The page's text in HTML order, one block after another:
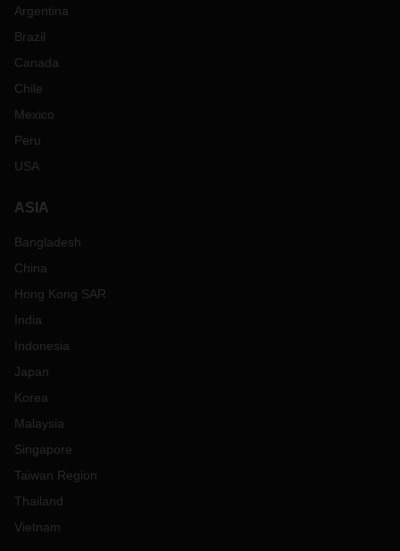
Argentina
Brazil
Canada
Chile
Mexico
Peru
USA
ASIA
Bangladesh
China
Hong Kong SAR
India
Indonesia
Japan
Korea
Malaysia
Singapore
Taiwan Region
Thailand
Vietnam